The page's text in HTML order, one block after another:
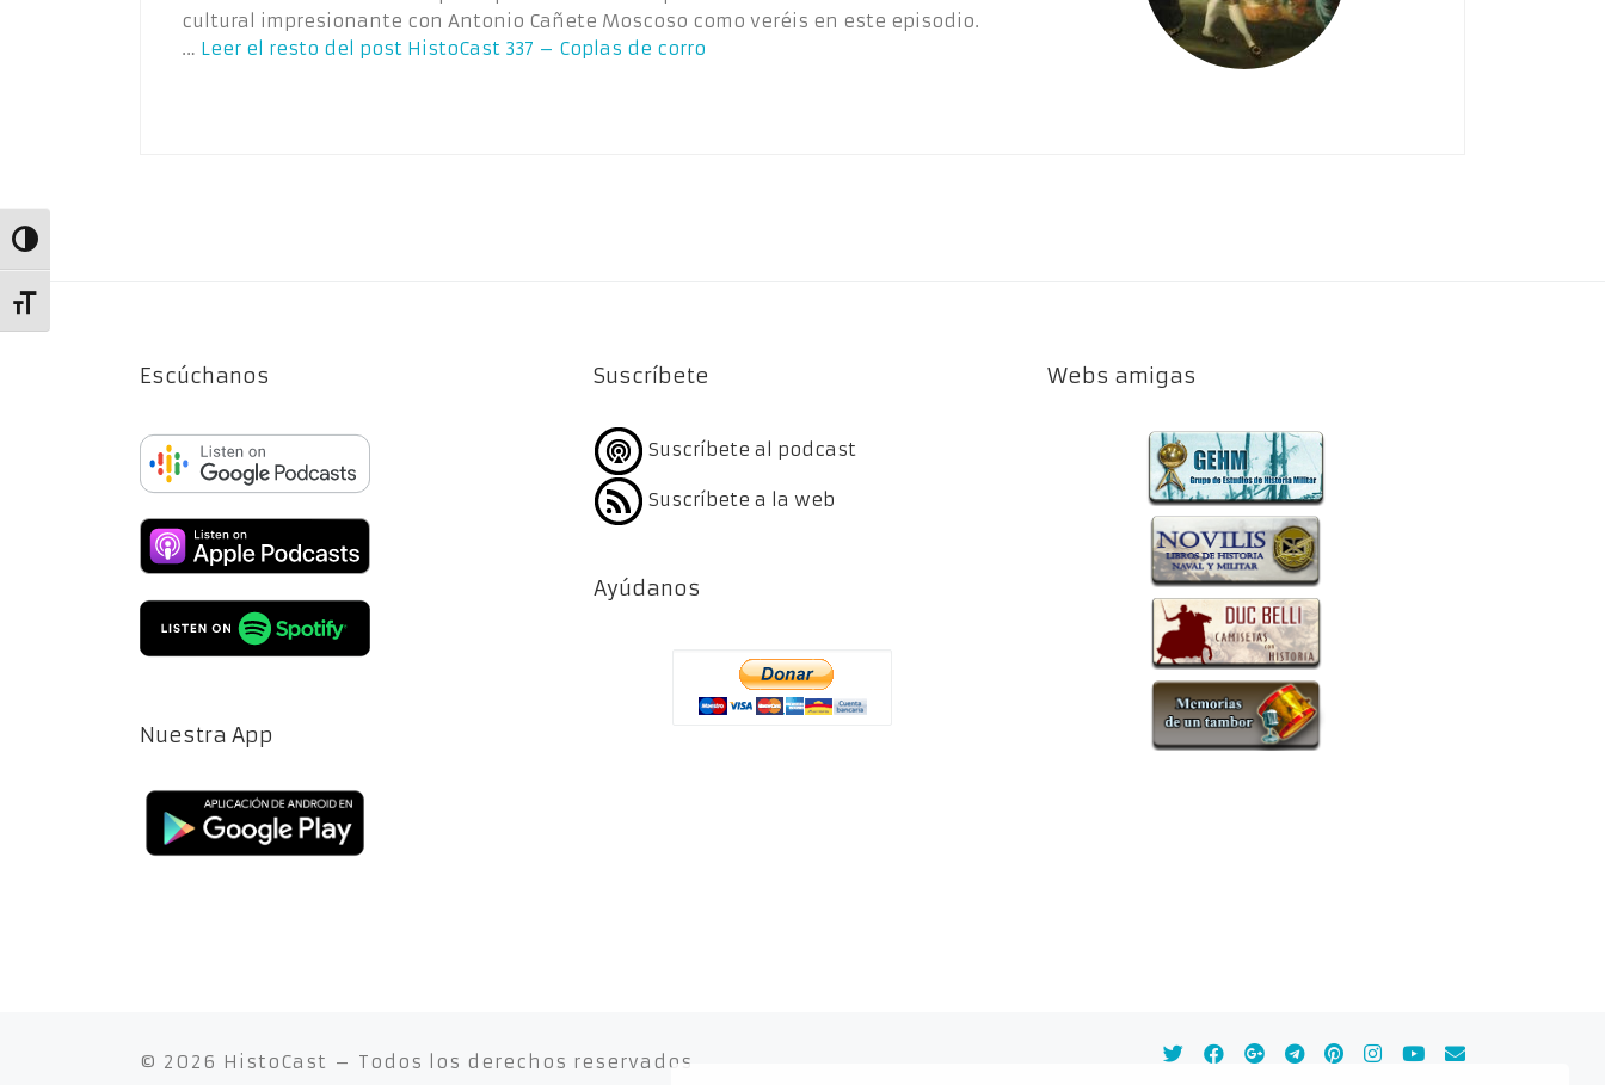
Alternar alto contraste
Alternar tamaño de letra
cultural impresionante con Antonio Cañete Moscoso como veréis en este episodio.
… Leer el resto del post HistoCast 337 – Coplas de corro
Escúchanos
Nuestra App
Suscríbete
Suscríbete al podcast
Suscríbete a la web
Ayúdanos
Webs amigas
© 2026 HistoCast – Todos los derechos reservados